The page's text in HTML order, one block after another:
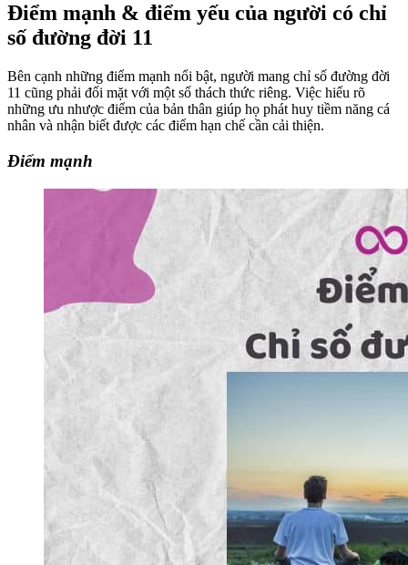
Điểm mạnh & điểm yếu của người có chỉ
số đường đời 11
Bên cạnh những điểm mạnh nổi bật, người mang chỉ số đường đời
11 cũng phải đối mặt với một số thách thức riêng. Việc hiểu rõ
những ưu nhược điểm của bản thân giúp họ phát huy tiềm năng cá
nhân và nhận biết được các điểm hạn chế cần cải thiện.
Điểm mạnh